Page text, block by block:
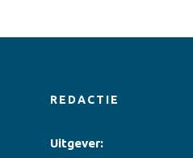
REDACTIE
Uitgever: